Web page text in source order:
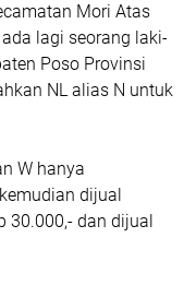
Mori Atas
lagi seorang laki-
Poso Provinsi
NL alias N untuk
W hanya
dijual
30.000,- dan dijual